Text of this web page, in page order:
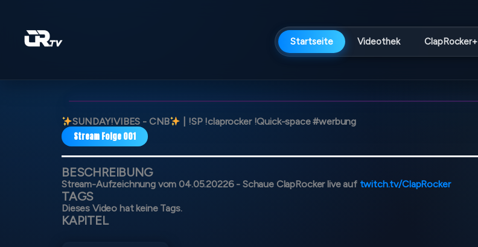
springen
Startseite Videothek ClapRocker+
61% 00:00:00/04:40:28
SUNDAY!VIBES - CNB
| !SP !claprocker !Quick-space #werbung
Stream Folge 001
BESCHREIBUNG
Stream-Aufzeichnung vom 04.05.20226 - Schaue ClapRocker live auf twitch.tv/ClapRocker
TAGS
Dieses Video hat keine Tags.
KAPITEL